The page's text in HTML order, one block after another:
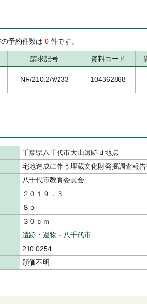
予約件数は 0 件です。
請求記号 資料コード
NR/210.2/ﾔ/233 104362868
千葉県八千代市大山遺跡ｄ地点
宅地造成に伴う埋蔵文化財発掘調査報
八千代市教育委員会
２０１９．３
８ｐ
３０ｃｍ
遺跡・遺物－八千代市
210.0254
頒価不明